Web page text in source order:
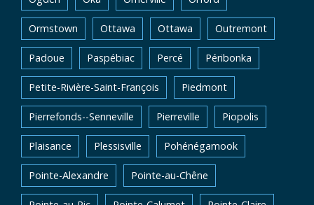
Ormstown Ottawa Ottawa Outremont
Padoue Paspébiac Percé Péribonka
Petite-Rivière-Saint-François Piedmont
Pierrefonds--Senneville Pierreville Piopolis
Plaisance Plessisville Pohénégamook
Pointe-Alexandre Pointe-au-Chêne